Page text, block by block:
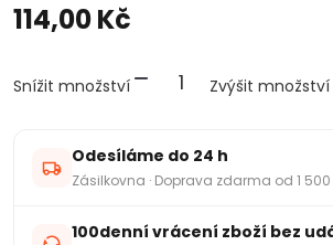
114,00 Kč
Snížit množství Zvýšit množství
Odesíláme do 24 h
Zásilkovna · Doprava zdarma od 1 500
100denní vrácení zboží bez